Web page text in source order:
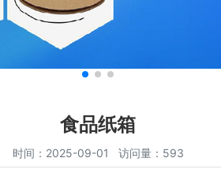
食品纸箱
时间：2025-09-01 访问量：593